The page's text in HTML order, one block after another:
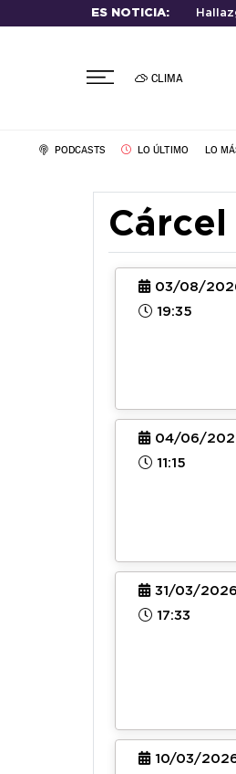
ES NOTICIA:
CLIMA
PODCASTS LO ÚLTIMO LO
Cárcel
03/08/
19:35
04/06/
11:15
31/03/2026
17:33
10/03/